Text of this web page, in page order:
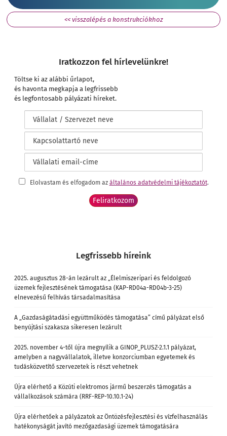
<< visszalépés a konstrukciókhoz
Iratkozzon fel hírlevelünkre!
Töltse ki az alábbi űrlapot,
és havonta megkapja a legfrissebb
és legfontosabb pályázati híreket.
Elolvastam és elfogadom az általános adatvédelmi tájékoztatót.
Legfrissebb híreink
2025. augusztus 28-án lezárult az „Élelmiszeripari és feldolgozó
üzemek fejlesztésének támogatása (KAP-RD04a-RD04b-3-25)
elnevezésű felhívás társadalmasítása
A „Gazdaságátadási együttműködés támogatása” című pályázat első
benyújtási szakasza sikeresen lezárult
2025. november 4-től újra megnyílik a GINOP_PLUSZ-2.1.1 pályázat,
amelyben a nagyvállalatok, illetve konzorciumban egyetemek és
tudásközvetítő szervezetek is részt vehetnek
Újra elérhető a Közúti elektromos jármű beszerzés támogatás a
vállalkozások számára (RRF-REP-10.10.1-24)
Újra elérhetőek a pályázatok az Öntözésfejlesztési és vízfelhasználás
hatékonyságát javító mezőgazdasági üzemek támogatására